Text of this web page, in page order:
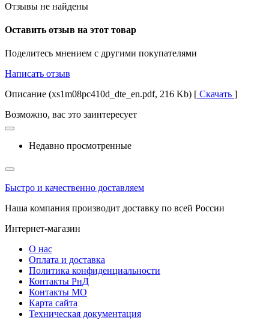
Отзывы не найдены
Оставить отзыв на этот товар
Поделитесь мнением с другими покупателями
Написать отзыв
Описание (xs1m08pc410d_dte_en.pdf, 216 Kb) [ Скачать ]
Возможно, вас это заинтересует
Недавно просмотренные
Быстро и качественно доставляем
Наша компания производит доставку по всей России
Интернет-магазин
О нас
Оплата и доставка
Политика конфиденциальности
Контакты РнД
Контакты МО
Карта сайта
Техническая документация